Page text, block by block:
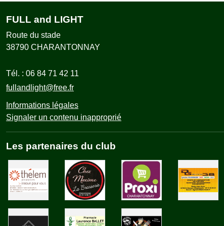
FULL and LIGHT
Route du stade
38790 CHARANTONNAY
Tél. : 06 84 71 42 11
fullandlight@free.fr
Informations légales
Signaler un contenu inapproprié
Les partenaires du club